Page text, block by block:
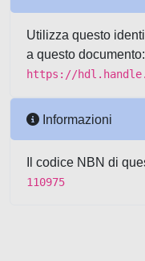
Utilizza questo
a questo documento:
https://
Informazioni
Il codice NBN di
110975